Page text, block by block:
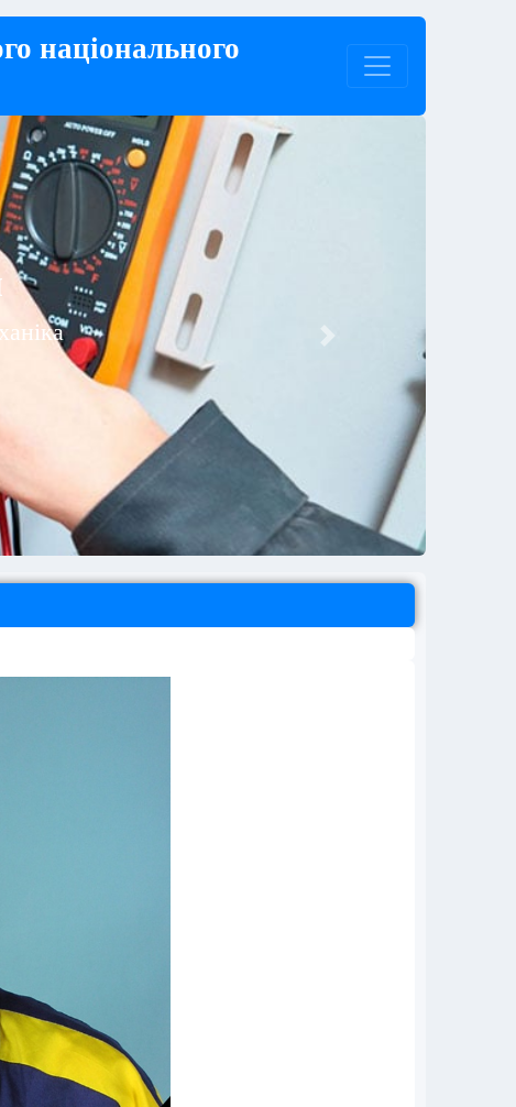
національного
Next